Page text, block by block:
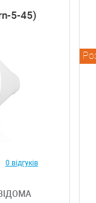
5-45)
0 відгуків